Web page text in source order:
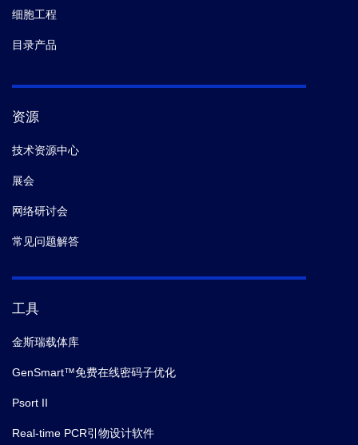
细胞工程
目录产品
资源
技术资源中心
展会
网络研讨会
常见问题解答
工具
金斯瑞载体库
GenSmart™免费在线密码子优化
Psort II
Real-time PCR引物设计软件